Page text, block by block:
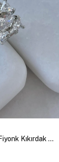
Altın Kaplama Kristal Fiyonk Kıkırdak Küpe Gümüş